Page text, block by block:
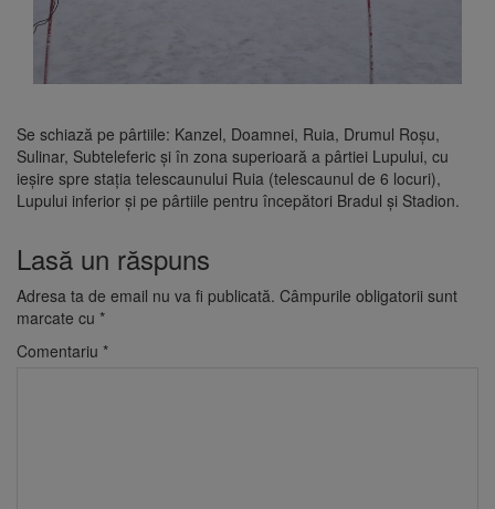
Se schiază pe pârtiile: Kanzel, Doamnei, Ruia, Drumul Roșu,
Sulinar, Subteleferic și în zona superioară a pârtiei Lupului, cu
ieșire spre stația telescaunului Ruia (telescaunul de 6 locuri),
Lupului inferior și pe pârtiile pentru începători Bradul și Stadion.
Lasă un răspuns
Adresa ta de email nu va fi publicată. Câmpurile obligatorii sunt
marcate cu *
Comentariu *